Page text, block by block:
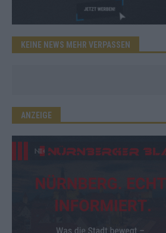
KEINE NEWS MEHR VERPASSEN
ANZEIGE